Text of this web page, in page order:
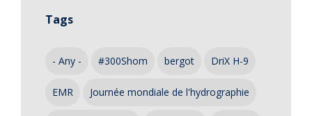
Tags
- Any - #300Shom bergot DriX H-9
EMR Journée mondiale de l'hydrographie